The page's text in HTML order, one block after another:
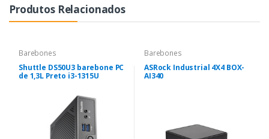
Produtos Relacionados
Barebones
Shuttle DS50U3 barebone PC
de 1,3L Preto i3-1315U
Barebones
ASRock Industrial 4X4 BOX-
AI340